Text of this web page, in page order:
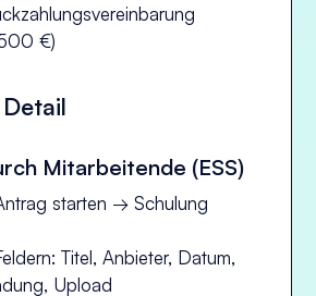
€)
Mitarbeitende (ESS)
starten → Schulung
Titel, Anbieter, Datum,
Upload